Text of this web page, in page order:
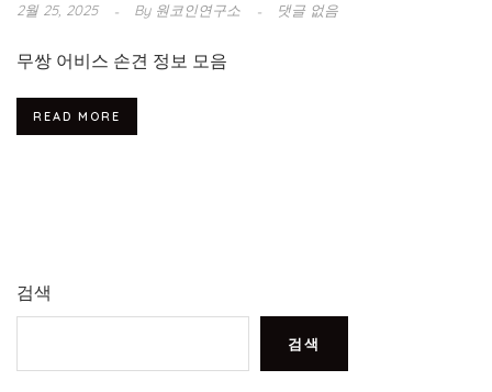
2월 25, 2025 By원코인연구소 댓글 없음
무쌍 어비스 손견 정보 모음
READ MORE
검색
검색